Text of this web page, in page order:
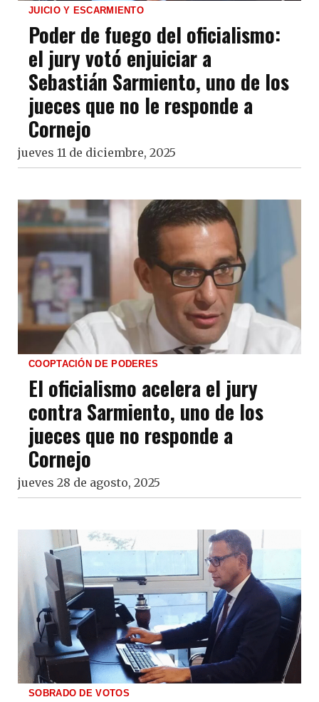
JUICIO Y ESCARMIENTO
Poder de fuego del oficialismo:
el jury votó enjuiciar a
Sebastián Sarmiento, uno de los
jueces que no le responde a
Cornejo
jueves 11 de diciembre, 2025
COOPTACIÓN DE PODERES
El oficialismo acelera el jury
contra Sarmiento, uno de los
jueces que no responde a
Cornejo
jueves 28 de agosto, 2025
SOBRADO DE VOTOS